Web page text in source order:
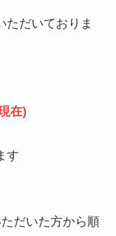
ただいておりま
在)
す
だいた方から順